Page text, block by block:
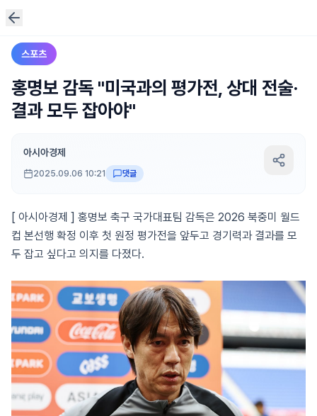
스포츠
홍명보 감독 "미국과의 평가전, 상대 전술·
결과 모두 잡아야"
아시아경제
2025.09.06 10:21 댓글
[ 아시아경제 ] 홍명보 축구 국가대표팀 감독은 2026 북중미 월드
컵 본선행 확정 이후 첫 원정 평가전을 앞두고 경기력과 결과를 모
두 잡고 싶다고 의지를 다졌다.